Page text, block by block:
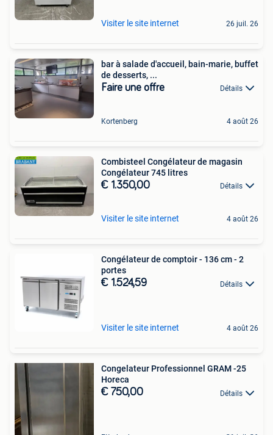
Visiter le site internet 26 juil. 26
bar à salade d'accueil, bain-marie, buffet
de desserts, ...
Faire une offre Détails
Kortenberg 4 août 26
Combisteel Congélateur de magasin
Congélateur 745 litres
€ 1.350,00 Détails
Visiter le site internet 4 août 26
Congélateur de comptoir - 136 cm - 2
portes
€ 1.524,59 Détails
Visiter le site internet 4 août 26
Congelateur Professionnel GRAM -25
Horeca
€ 750,00 Détails